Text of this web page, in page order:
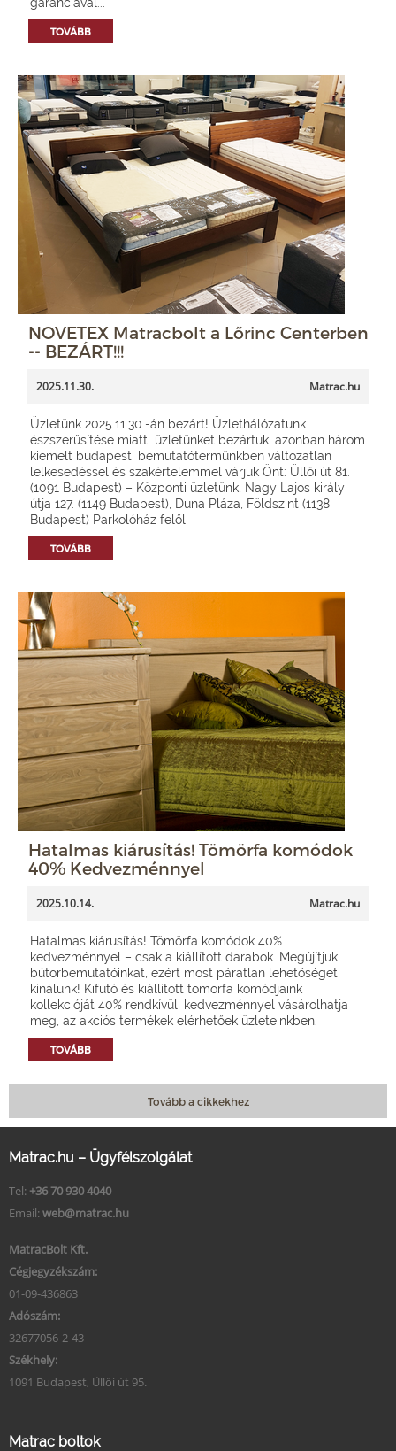
TOVÁBB
NOVETEX Matracbolt a Lőrinc Centerben
-- BEZÁRT!!!
2025.11.30. Matrac.hu
Üzletünk 2025.11.30.-án bezárt! Üzlethálózatunk
észszerűsítése miatt üzletünket bezártuk, azonban három
kiemelt budapesti bemutatótermünkben változatlan
lelkesedéssel és szakértelemmel várjuk Önt: Üllői út 81.
(1091 Budapest) – Központi üzletünk, Nagy Lajos király
útja 127. (1149 Budapest), Duna Pláza, Földszint (1138
Budapest) Parkolóház felől
TOVÁBB
Hatalmas kiárusítás! Tömörfa komódok
40% Kedvezménnyel
2025.10.14. Matrac.hu
Hatalmas kiárusítás! Tömörfa komódok 40%
kedvezménnyel – csak a kiállított darabok. Megújítjuk
bútorbemutatóinkat, ezért most páratlan lehetőséget
kínálunk! Kifutó és kiállított tömörfa komódjaink
kollekcióját 40% rendkívüli kedvezménnyel vásárolhatja
meg, az akciós termékek elérhetőek üzleteinkben.
TOVÁBB
Tovább a cikkekhez
Matrac.hu – Ügyfélszolgálat
Tel: +36 70 930 4040
Email: web@matrac.hu
MatracBolt Kft.
Cégjegyzékszám:
01-09-436863
Adószám:
32677056-2-43
Székhely:
1091 Budapest, Üllői út 95.
Matrac boltok